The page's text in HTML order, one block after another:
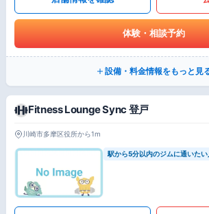
体験・相談予約
設備・料金情報をもっと見
Fitness Lounge Sync 登戸
川崎市多摩区役所から1m
駅から5分以内のジムに通いたい